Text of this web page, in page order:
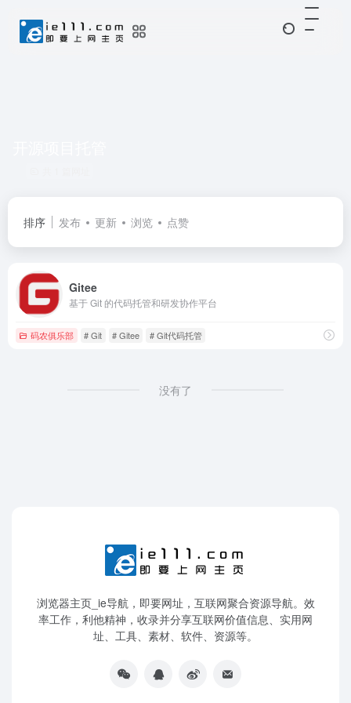
排序 发布 更新 浏览 点赞
Gitee
基于 Git 的代码托管和研发协作平台
码农俱乐部 # Git # Gitee # Git代码托管
没有了
浏览器主页_ie导航，即要网址，互联网聚合资源导航。效
率工作，利他精神，收录并分享互联网价值信息、实用网
址、工具、素材、软件、资源等。